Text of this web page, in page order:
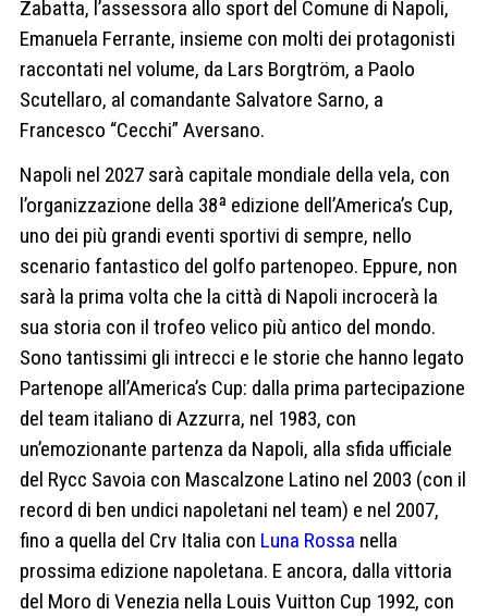
Zabatta, l’assessora allo sport del Comune di Napoli,
Emanuela Ferrante, insieme con molti dei protagonisti
raccontati nel volume, da Lars Borgtröm, a Paolo
Scutellaro, al comandante Salvatore Sarno, a
Francesco “Cecchi” Aversano.
Napoli nel 2027 sarà capitale mondiale della vela, con
l’organizzazione della 38ª edizione dell’America’s Cup,
uno dei più grandi eventi sportivi di sempre, nello
scenario fantastico del golfo partenopeo. Eppure, non
sarà la prima volta che la città di Napoli incrocerà la
sua storia con il trofeo velico più antico del mondo.
Sono tantissimi gli intrecci e le storie che hanno legato
Partenope all’America’s Cup: dalla prima partecipazione
del team italiano di Azzurra, nel 1983, con
un’emozionante partenza da Napoli, alla sfida ufficiale
del Rycc Savoia con Mascalzone Latino nel 2003 (con il
record di ben undici napoletani nel team) e nel 2007,
fino a quella del Crv Italia con Luna Rossa nella
prossima edizione napoletana. E ancora, dalla vittoria
del Moro di Venezia nella Louis Vuitton Cup 1992, con